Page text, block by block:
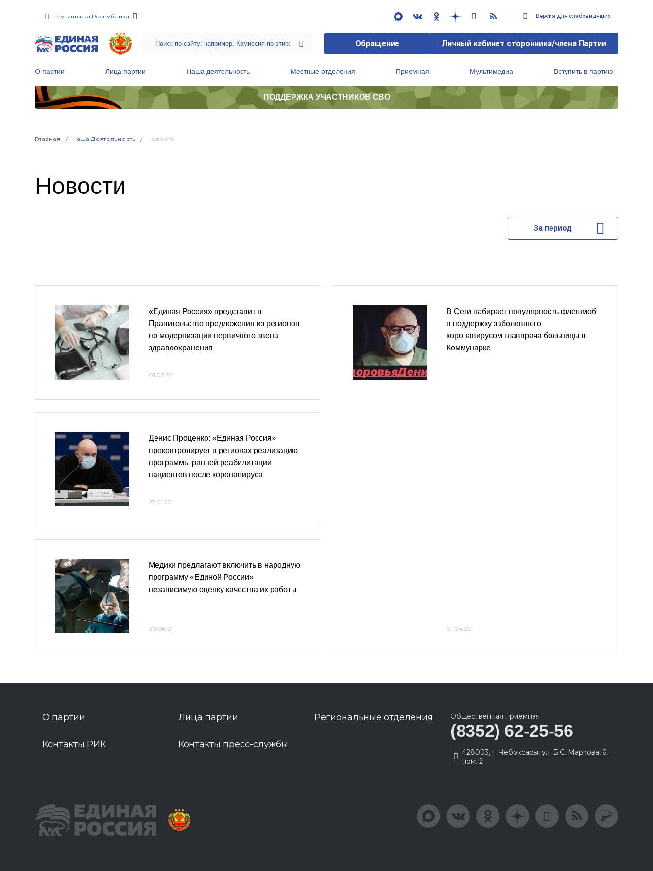
Чувашская Республика Версия для слабовидящих
Обращение Личный кабинет сторонника/члена Партии
О партии Лица партии Наша деятельность Местные отделения Приемная Мультимедиа Вступить в партию
ПОДДЕРЖКА УЧАСТНИКОВ СВО
Главная Наша Деятельность Новости
Новости
За период
«Единая Россия» представит в
Правительство предложения из регионов
по модернизации первичного звена
здравоохранения
01.02.22
Денис Проценко: «Единая Россия»
проконтролирует в регионах реализацию
программы ранней реабилитации
пациентов после коронавируса
27.01.22
Медики предлагают включить в народную
программу «Единой России»
независимую оценку качества их работы
20.08.21
В Сети набирает популярность флешмоб
в поддержку заболевшего
коронавирусом главврача больницы в
Коммунарке
01.04.20
О партии Лица партии Региональные отделения
Контакты РИК Контакты пресс-службы
Общественная приемная
(8352) 62-25-56
428003, г. Чебоксары, ул. Б.С. Маркова, 6,
пом. 2